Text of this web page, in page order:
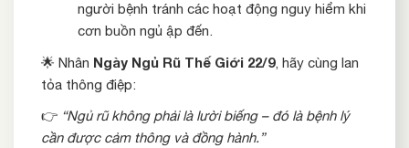
người bệnh tránh các hoạt động nguy hiểm khi
cơn buồn ngủ ập đến.
🌟 Nhân Ngày Ngủ Rũ Thế Giới 22/9, hãy cùng lan
tỏa thông điệp:
👉 “Ngủ rũ không phải là lười biếng – đó là bệnh lý
cần được cảm thông và đồng hành.”